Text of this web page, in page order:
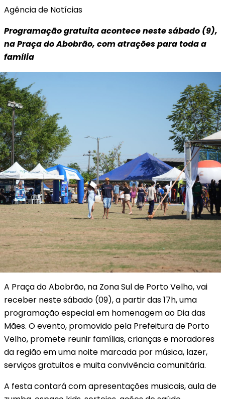
Agência de Notícias
Programação gratuita acontece neste sábado (9),
na Praça do Abobrão, com atrações para toda a
família
A Praça do Abobrão, na Zona Sul de Porto Velho, vai
receber neste sábado (09), a partir das 17h, uma
programação especial em homenagem ao Dia das
Mães. O evento, promovido pela Prefeitura de Porto
Velho, promete reunir famílias, crianças e moradores
da região em uma noite marcada por música, lazer,
serviços gratuitos e muita convivência comunitária.
A festa contará com apresentações musicais, aula de